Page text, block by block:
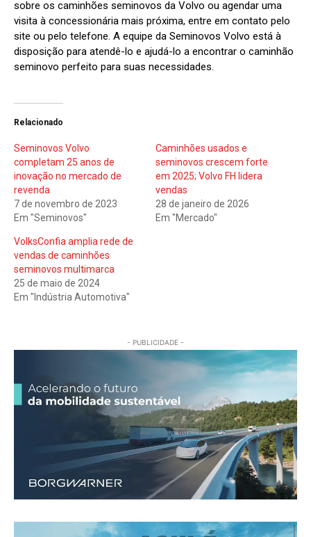
sobre os caminhões seminovos da Volvo ou agendar uma
visita à concessionária mais próxima, entre em contato pelo
site ou pelo telefone. A equipe da Seminovos Volvo está à
disposição para atendê-lo e ajudá-lo a encontrar o caminhão
seminovo perfeito para suas necessidades.
Relacionado
Seminovos Volvo
completam 25 anos de
inovação no mercado de
revenda
7 de novembro de 2023
Em "Seminovos"
Caminhões usados e
seminovos crescem forte
em 2025; Volvo FH lidera
vendas
28 de janeiro de 2026
Em "Mercado"
VolksConfia amplia rede de
vendas de caminhões
seminovos multimarca
25 de maio de 2024
Em "Indústria Automotiva"
- PUBLICIDADE -